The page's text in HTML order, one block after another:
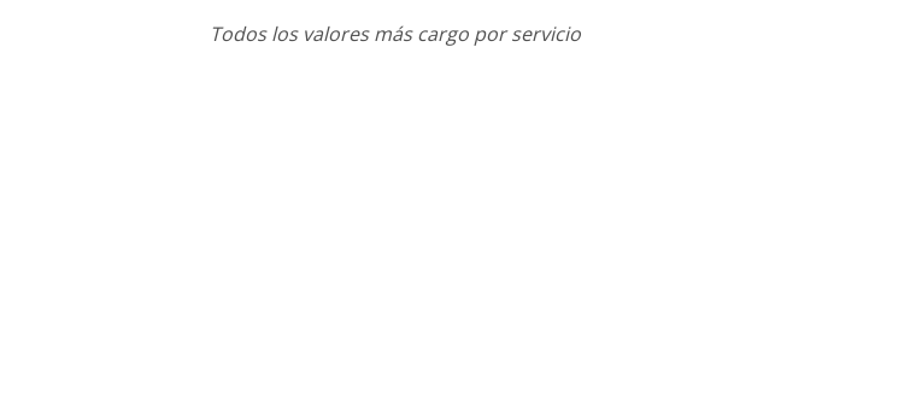
Todos los valores más cargo por servicio